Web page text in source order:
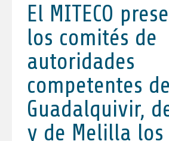
El MITECO
los comités de
autoridades
competentes
Guadalquivir,
y de Melilla los